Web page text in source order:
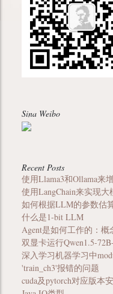
Sina Weibo
Recent Posts
使用Llama3和Ollama来
使用LangChain来实现大
如何根据LLM的参数估
什么是1-bit LLM
Agent是如何工作的：概
双显卡运行Qwen1.5-
深入学习机器学习中
'train_ch3'报错的问题
cuda及pytorch对应版本